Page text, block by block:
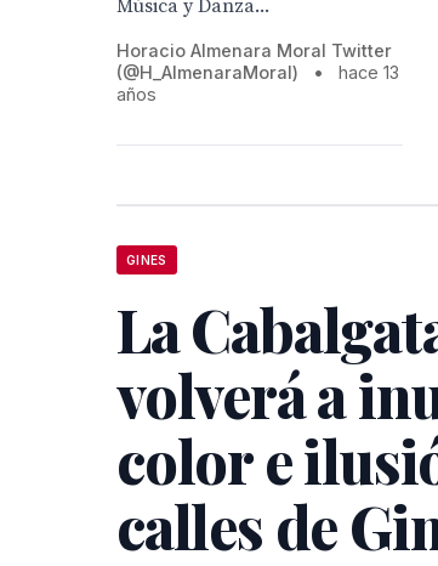
Música y Danza...
Horacio Almenara Moral Twitter
(@H_AlmenaraMoral)
•
hace 13
años
GINES
La
volverá a
color e
calles de